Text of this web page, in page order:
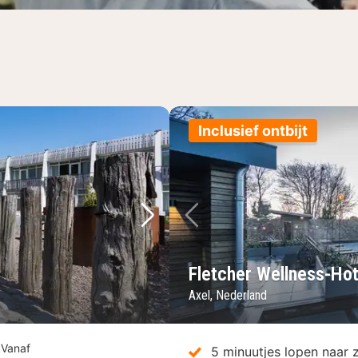
Volgende foto
Vanaf
Inclusief ontbijt
Vorige foto
Fletcher Wellness-
Axel, Nederland
5 minuutjes lopen naar